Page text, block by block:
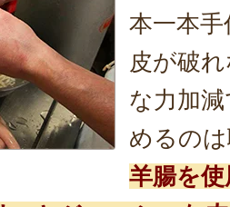
本一本
皮が破
な力加
めるの
羊腸を